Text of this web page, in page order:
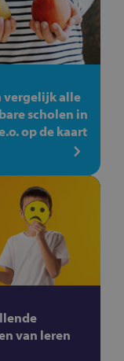
vergelijk alle
scholen in
op de kaart
van leren